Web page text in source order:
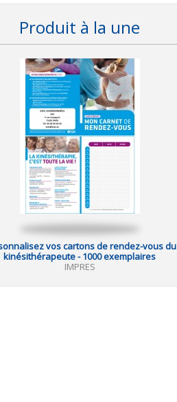
Produit à la une
vos cartons de rendez-vous du
kinésithérapeute - 1000 exemplaires
IMPRES